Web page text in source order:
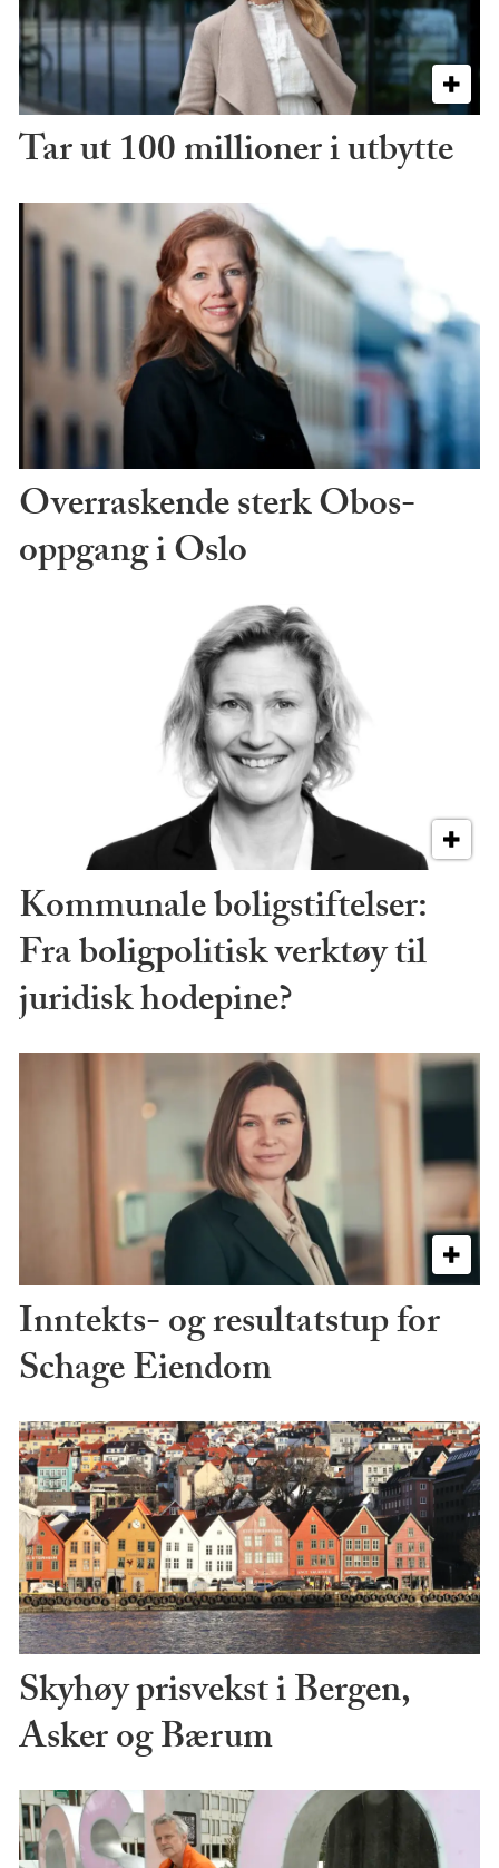
Tar ut 100 millioner i utbytte
Overraskende sterk Obos-
oppgang i Oslo
Kommunale boligstiftelser:
Fra boligpolitisk verktøy til
juridisk hodepine?
Inntekts- og resultatstup for
Schage Eiendom
Skyhøy prisvekst i Bergen,
Asker og Bærum